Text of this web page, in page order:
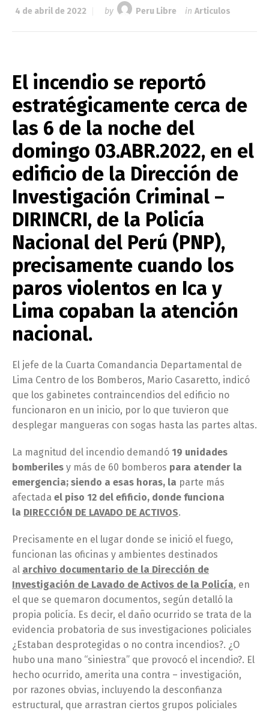
4 de abril de 2022 by Peru Libre in Articulos
El incendio se reportó
estratégicamente cerca de
las 6 de la noche del
domingo 03.ABR.2022, en el
edificio de la Dirección de
Investigación Criminal –
DIRINCRI, de la Policía
Nacional del Perú (PNP),
precisamente cuando los
paros violentos en Ica y
Lima copaban la atención
nacional.
El jefe de la Cuarta Comandancia Departamental de
Lima Centro de los Bomberos, Mario Casaretto, indicó
que los gabinetes contraincendios del edificio no
funcionaron en un inicio, por lo que tuvieron que
desplegar mangueras con sogas hasta las partes altas.
La magnitud del incendio demandó 19 unidades
bomberiles y más de 60 bomberos para atender la
emergencia; siendo a esas horas, la parte más
afectada el piso 12 del efificio, donde funciona
la DIRECCIÓN DE LAVADO DE ACTIVOS.
Precisamente en el lugar donde se inició el fuego,
funcionan las oficinas y ambientes destinados
al archivo documentario de la Dirección de
Investigación de Lavado de Activos de la Policía, en
el que se quemaron documentos, según detalló la
propia policía. Es decir, el daño ocurrido se trata de la
evidencia probatoria de sus investigaciones policiales
¿Estaban desprotegidas o no contra incendios?. ¿O
hubo una mano “siniestra” que provocó el incendio?. El
hecho ocurrido, amerita una contra – investigación,
por razones obvias, incluyendo la desconfianza
estructural, que arrastran ciertos grupos policiales